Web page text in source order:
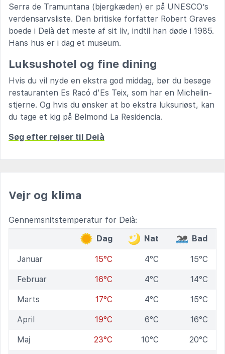
Serra de Tramuntana (bjergkæden) er på UNESCO’s
verdensarvsliste. Den britiske forfatter Robert Graves
boede i Deià det meste af sit liv, indtil han døde i 1985.
Hans hus er i dag et museum.
Luksushotel og fine dining
Hvis du vil nyde en ekstra god middag, bør du besøge
restauranten Es Racó d'Es Teix, som har en Michelin-
stjerne. Og hvis du ønsker at bo ekstra luksuriøst, kan
du tage et kig på Belmond La Residencia.
Søg efter rejser til Deià
Vejr og klima
Gennemsnitstemperatur for Deià:
Dag
Nat Bad
Januar 15°C 4°C 15°C
Februar 16°C 4°C 14°C
Marts 17°C 4°C 15°C
April 19°C 6°C 16°C
Maj 23°C 10°C 20°C